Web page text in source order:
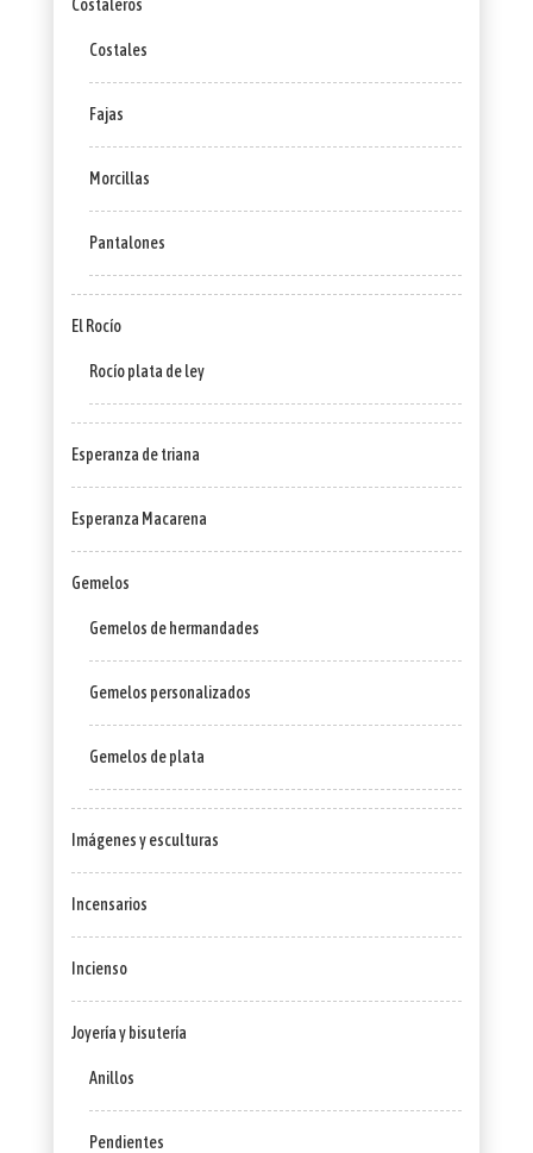
Costaleros
Costales
Fajas
Morcillas
Pantalones
El Rocío
Rocío plata de ley
Esperanza de triana
Esperanza Macarena
Gemelos
Gemelos de hermandades
Gemelos personalizados
Gemelos de plata
Imágenes y esculturas
Incensarios
Incienso
Joyería y bisutería
Anillos
Pendientes